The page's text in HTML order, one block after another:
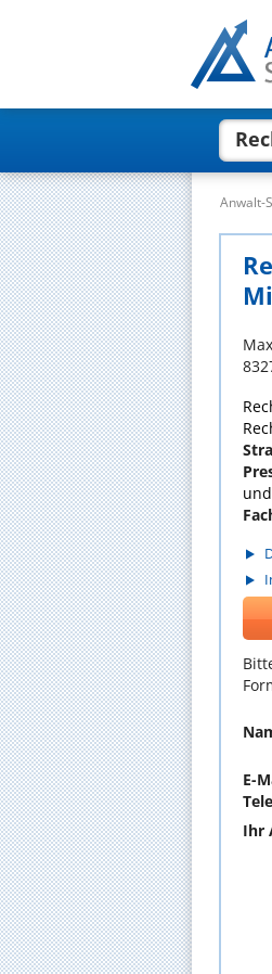
Anwalt-
E-
Ihr